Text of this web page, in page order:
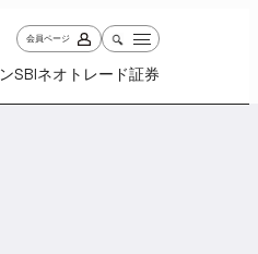
会員ページ
SBIネオトレード証券